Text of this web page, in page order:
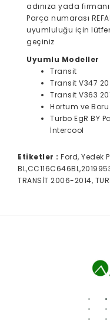
adınıza yada
Parça numarası
uyumluluğu için
geçiniz
Uyumlu Modeller
Transit
Transit V347
Transit V363
Hortum ve
Turbo EgR BY
İntercool
Etiketler : Ford, Yedek
TRANSİT 2006-2014,